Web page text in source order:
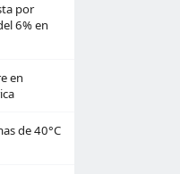
por
6% en
en
de 40°C